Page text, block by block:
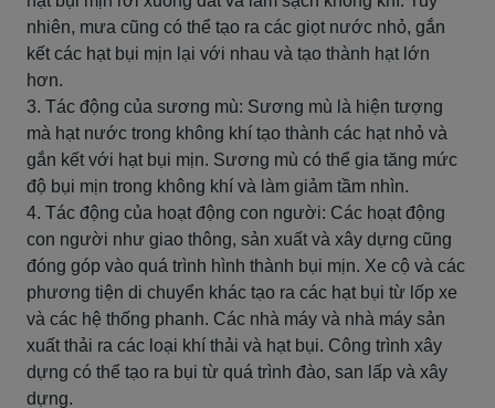
nhiên, mưa cũng có thể tạo ra các giọt nước nhỏ, gắn
kết các hạt bụi mịn lại với nhau và tạo thành hạt lớn
hơn.
3. Tác động của sương mù: Sương mù là hiện tượng
mà hạt nước trong không khí tạo thành các hạt nhỏ và
gắn kết với hạt bụi mịn. Sương mù có thể gia tăng mức
độ bụi mịn trong không khí và làm giảm tầm nhìn.
4. Tác động của hoạt động con người: Các hoạt động
con người như giao thông, sản xuất và xây dựng cũng
đóng góp vào quá trình hình thành bụi mịn. Xe cộ và các
phương tiện di chuyển khác tạo ra các hạt bụi từ lốp xe
và các hệ thống phanh. Các nhà máy và nhà máy sản
xuất thải ra các loại khí thải và hạt bụi. Công trình xây
dựng có thể tạo ra bụi từ quá trình đào, san lấp và xây
dựng.